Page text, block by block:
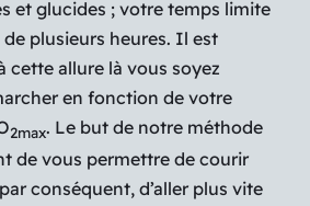
et glucides ; votre temps limite
de plusieurs heures. Il est
cette allure là vous soyez
en fonction de votre
2max. Le but de notre méthode
de vous permettre de courir
conséquent, d’aller plus vite